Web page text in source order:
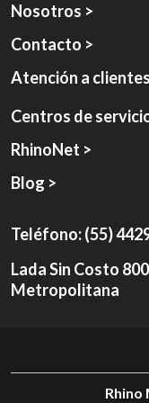
Nosotros >
Contacto >
Atención a
Centros de
RhinoNet >
Blog >
Teléfono:(55)
Lada Sin Costo
Metropolitana
Rhino